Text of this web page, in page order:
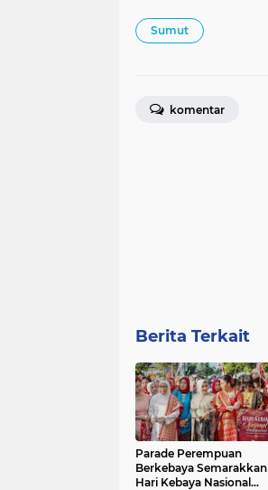
Sumut
komentar
Berita Terkait
Parade Perempuan
Berkebaya Semarakkan
Hari Kebaya Nasional